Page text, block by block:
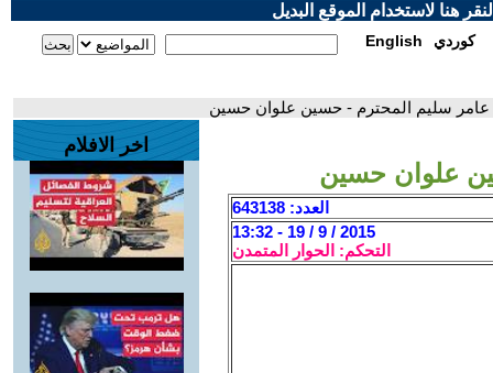
هنا لاستخدام الموقع البديل
English كوردي
عامر سليم المحترم - حسين علوان حسين
علوان حسين
العدد: 643138
2015 / 9 / 19 - 13:32
التحكم: الحوار المتمدن
اخر الافلام